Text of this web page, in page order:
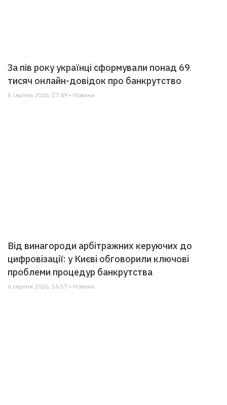
За пів року українці сформували понад 69
тисяч онлайн-довідок про банкрутство
6 серпня 2026, 17:49 • Новини
Від винагороди арбітражних керуючих до
цифровізації: у Києві обговорили ключові
проблеми процедур банкрутства
6 серпня 2026, 16:57 • Новини